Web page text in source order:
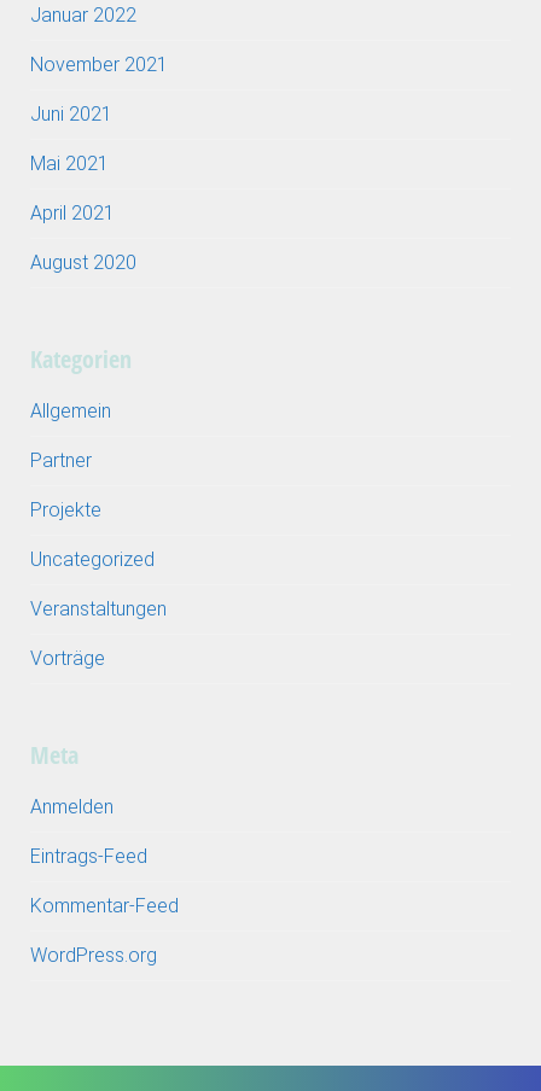
Januar 2022
November 2021
Juni 2021
Mai 2021
April 2021
August 2020
Kategorien
Allgemein
Partner
Projekte
Uncategorized
Veranstaltungen
Vorträge
Meta
Anmelden
Eintrags-Feed
Kommentar-Feed
WordPress.org